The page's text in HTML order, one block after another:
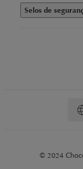
Selos de
© 2024